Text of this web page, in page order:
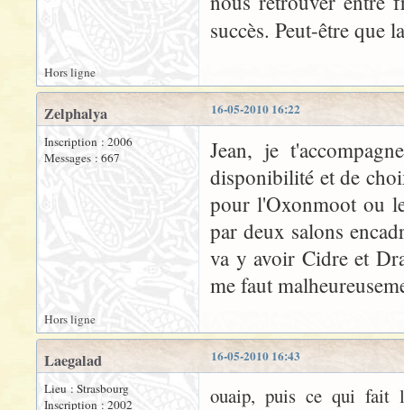
succès. Peut-être que
Hors ligne
16-05-2010 16:22
Zelphalya
Inscription : 2006
Messages : 667
Jean, je
disponibilité et de
pour l'Oxonmoot ou
par deux salons
va y avoir Cidre et
me faut
Hors ligne
16-05-2010 16:43
Laegalad
Lieu : Strasbourg
Inscription : 2002
ouaip, puis ce qui fait